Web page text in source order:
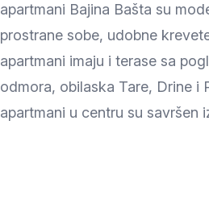
apartmani Bajina Bašta su
prostrane sobe, udobne
apartmani imaju i terase sa
odmora, obilaska Tare, Drine i
apartmani u centru su savršen